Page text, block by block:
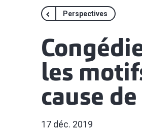
Perspectives
les
cause
17 déc. 2019